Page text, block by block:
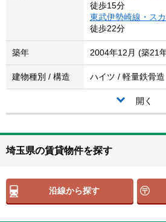
徒歩15分
東武伊勢崎線・ス
徒歩22分
築年 2004年12月 (築21
建物種別 / 構造 ハイツ / 軽量鉄骨造
開く
埼玉県の賃貸物件を探す
沿線から探す